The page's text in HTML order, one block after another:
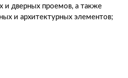
и дверных проемов, а также
и архитектурных элементов;